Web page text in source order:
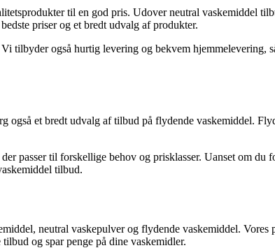
til en god pris. Udover neutral vaskemiddel
priser og et bredt udvalg af produkter.
tilbyder også hurtig levering og bekvem
et bredt udvalg af tilbud på flydende vaskemiddel.
passer til forskellige behov og prisklasser. Uanset om
tilbud.
neutral vaskepulver og flydende vaskemiddel.
og spar penge på dine vaskemidler.